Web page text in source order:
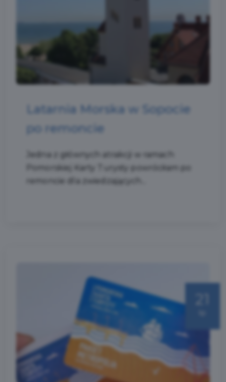
Latarnia Morska w Sopocie
po remoncie
Jedna z głównych atrakcji w ramach
Pomorskiej Karty Turysty powróciłam po
remoncie dla zwiedzających...